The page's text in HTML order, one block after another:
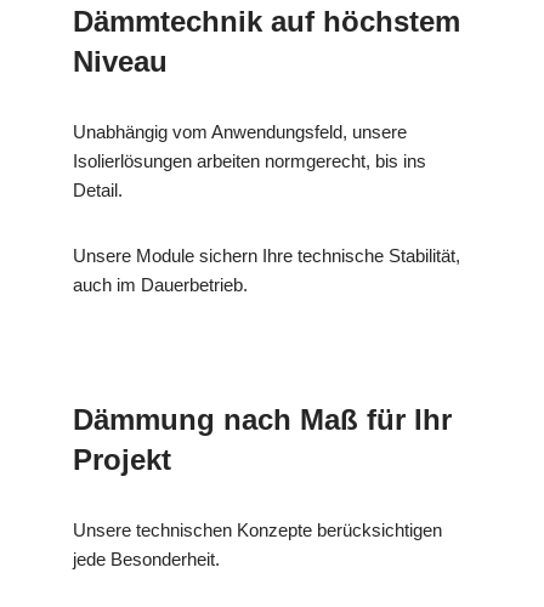
Dämmtechnik auf höchstem
Niveau
Unabhängig vom Anwendungsfeld, unsere
Isolierlösungen arbeiten normgerecht, bis ins
Detail.
Unsere Module sichern Ihre technische Stabilität,
auch im Dauerbetrieb.
Dämmung nach Maß für Ihr
Projekt
Unsere technischen Konzepte berücksichtigen
jede Besonderheit.